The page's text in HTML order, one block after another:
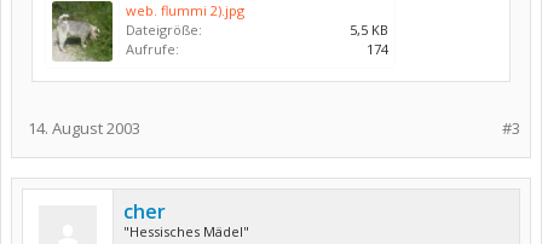
web. flummi 2).jpg
Dateigröße:
5,5 KB
Aufrufe:
174
#3
14. August 2003
cher
"Hessisches Mädel"